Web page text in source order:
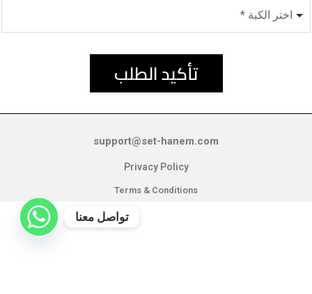
تأكيد الطلب
support@set-hanem.com
Privacy Policy
Terms & Conditions
تواصل معنا